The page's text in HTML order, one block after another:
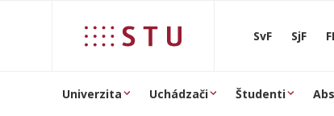
SvF SjF
Univerzita Uchádzači Študenti